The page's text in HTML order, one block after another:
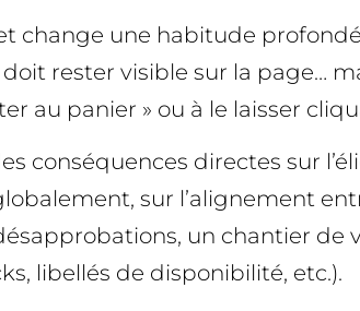
change une habitude
rester visible sur la page…
au panier » ou à le laisser
conséquences directes sur
sur l’alignement
un chantier de
libellés de disponibilité, etc.).